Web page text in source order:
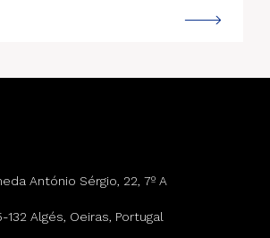
António Sérgio, 22, 7º A
132 Algés, Oeiras, Portugal